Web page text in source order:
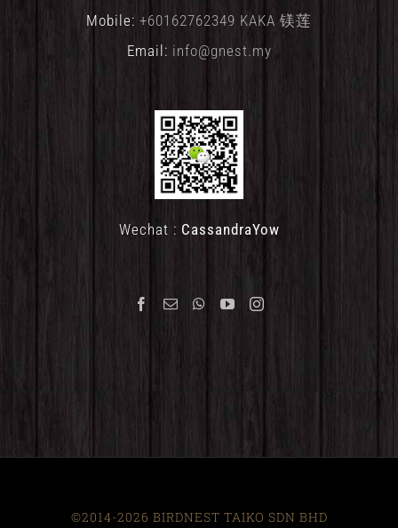
Mobile: +60162762349 KAKA 镁莲
Email: info@gnest.my
Wechat : CassandraYow
©2014-2026 BIRDNEST TAIKO SDN BHD